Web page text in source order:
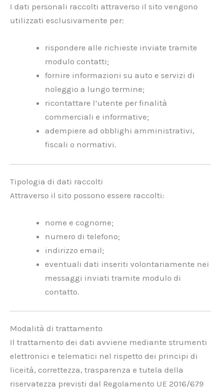
I dati personali raccolti attraverso il sito vengono
utilizzati esclusivamente per:
rispondere alle richieste inviate tramite
modulo contatti;
fornire informazioni su auto e servizi di
noleggio a lungo termine;
ricontattare l’utente per finalità
commerciali e informative;
adempiere ad obblighi amministrativi,
fiscali o normativi.
Tipologia di dati raccolti
Attraverso il sito possono essere raccolti:
nome e cognome;
numero di telefono;
indirizzo email;
eventuali dati inseriti volontariamente nei
messaggi inviati tramite modulo di
contatto.
Modalità di trattamento
Il trattamento dei dati avviene mediante strumenti
elettronici e telematici nel rispetto dei principi di
liceità, correttezza, trasparenza e tutela della
riservatezza previsti dal Regolamento UE 2016/679